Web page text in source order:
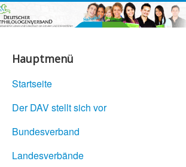
Hauptmenü
Startseite
Der DAV stellt sich vor
Bundesverband
Landesverbände